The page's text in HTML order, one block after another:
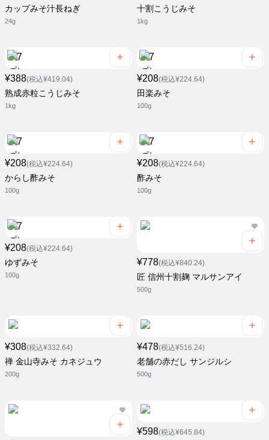
カップみそ汁長ねぎ
24g
十割こうじみそ
1kg
¥388(税込¥419.04)
熟成赤粒こうじみそ
1kg
¥208(税込¥224.64)
田楽みそ
100g
¥208(税込¥224.64)
からし酢みそ
100g
¥208(税込¥224.64)
酢みそ
100g
¥208(税込¥224.64)
ゆずみそ
100g
¥778(税込¥840.24)
匠 信州十割麹 マルサンアイ
500g
¥308(税込¥332.64)
禅 金山寺みそ カネジュウ
200g
¥478(税込¥516.24)
老舗の赤だし サンジルシ
500g
¥598(税込¥645.84)